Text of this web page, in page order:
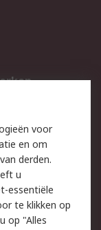
voor
en om
derden.
u
essentiële
te klikken op
op "Alles